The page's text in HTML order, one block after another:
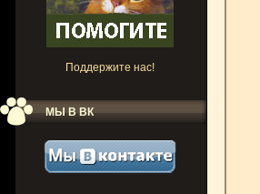
Поддержите нас!
МЫ В ВК